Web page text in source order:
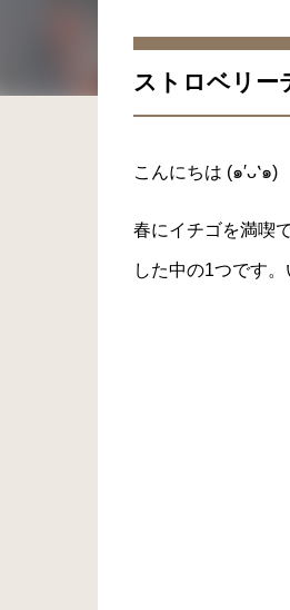
ストロベリー
こんにちは (๑′ᴗ‵๑)
春にイチゴを満喫
した中の1つです。